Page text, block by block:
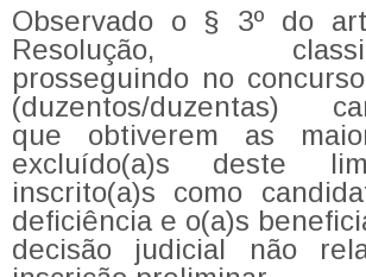
Observado o § 3º do
Resolução,
prosseguindo no
(duzentos/duzentas)
que obtiverem as
excluído(a)s deste
inscrito(a)s como
deficiência e o(a)s
decisão judicial não